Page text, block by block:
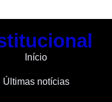
Início
Últimas notícias